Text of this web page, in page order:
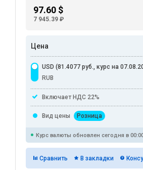
97.60 $
7 945.39 ₽
Цена
USD (81.4077 руб., курс на
RUB
Включает НДС 22%
Вид цены Розница
Курс валюты обновлен сегодня в
Сравнить В закладки